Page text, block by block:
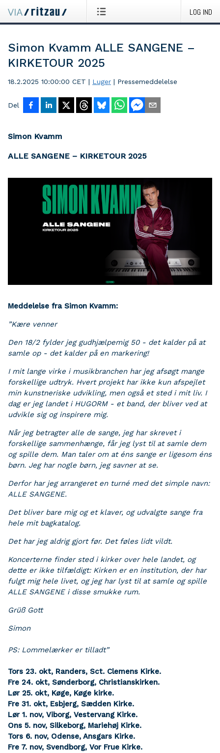
LOG IND
Simon Kvamm ALLE SANGENE –
KIRKETOUR 2025
18.2.2025 10:00:00 CET | Luger | Pressemeddelelse
Del
Simon Kvamm
ALLE SANGENE – KIRKETOUR 2025
Meddelelse fra Simon Kvamm:
”Kære venner
Den 18/2 fylder jeg gudhjælpemig 50 - det kalder på at
samle op - det kalder på en markering!
I mit lange virke i musikbranchen har jeg afsøgt mange
forskellige udtryk. Hvert projekt har ikke kun afspejlet
min kunstneriske udvikling, men også et sted i mit liv. I
dag er jeg landet i HUGORM - et band, der bliver ved at
udvikle sig og inspirere mig.
Når jeg betragter alle de sange, jeg har skrevet i
forskellige sammenhænge, får jeg lyst til at samle dem
og spille dem. Man taler om at éns sange er ligesom éns
børn. Jeg har nogle børn, jeg savner at se.
Derfor har jeg arrangeret en turné med det simple navn:
ALLE SANGENE.
Det bliver bare mig og et klaver, og udvalgte sange fra
hele mit bagkatalog.
Det har jeg aldrig gjort før. Det føles lidt vildt.
Koncerterne finder sted i kirker over hele landet, og
dette er ikke tilfældigt: Kirken er en institution, der har
fulgt mig hele livet, og jeg har lyst til at samle og spille
ALLE SANGENE i disse smukke rum.
Grüß Gott
Simon
PS: Lommelærker er tilladt”
Tors 23. okt, Randers, Sct. Clemens Kirke.
Fre 24. okt, Sønderborg, Christianskirken.
Lør 25. okt, Køge, Køge kirke.
Fre 31. okt, Esbjerg, Sædden Kirke.
Lør 1. nov, Viborg, Vestervang Kirke.
Ons 5. nov, Silkeborg, Mariehøj Kirke.
Tors 6. nov, Odense, Ansgars Kirke.
Fre 7. nov, Svendborg, Vor Frue Kirke.